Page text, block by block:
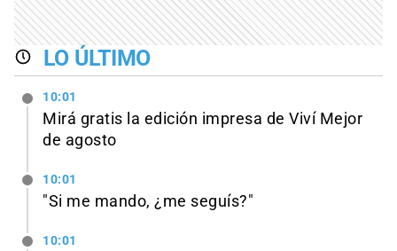
LO ÚLTIMO
10:01
Mirá gratis la edición impresa de Viví Mejor
de agosto
10:01
"Si me mando, ¿me seguís?"
10:01